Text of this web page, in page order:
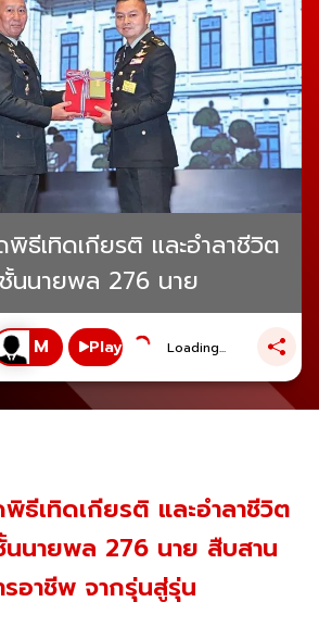
ธีเทิดเกียรติ และอำลาชีวิต
นนายพล 276 นาย
Play Loading...
เทิดเกียรติ และอำลาชีวิต
นนายพล 276 นาย สืบสาน
อาชีพ จากรุ่นสู่รุ่น